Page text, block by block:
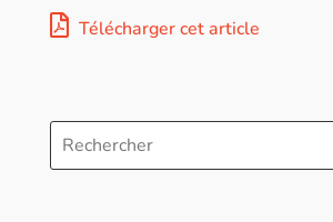
Télécharger cet article